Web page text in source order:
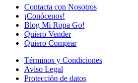
Contacta con Nosotros
¡Conócenos!
Blog Mi Ropa Go!
Quiero Vender
Quiero Comprar
Términos y Condiciones
Aviso Legal
Protección de datos